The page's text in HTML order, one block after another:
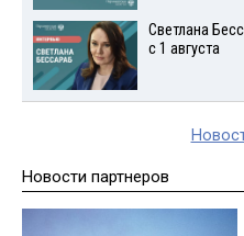
Светлана
с 1 августа
Новости партнеров